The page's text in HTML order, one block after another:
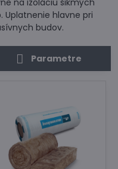
na izoláciu šikmých
Uplatnenie hlavne pri
budov.
Parametre